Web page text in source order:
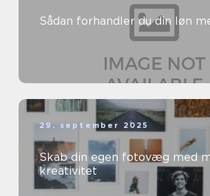
Sådan forhandler du din løn
29. september 2025
Skab din egen fotovæg med
kreativitet